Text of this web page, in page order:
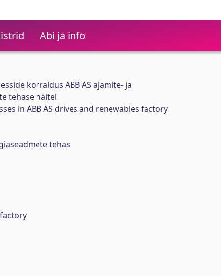
Abi ja info
korraldus ABB AS ajamite- ja
tehase näitel
in ABB AS drives and renewables factory
tehas